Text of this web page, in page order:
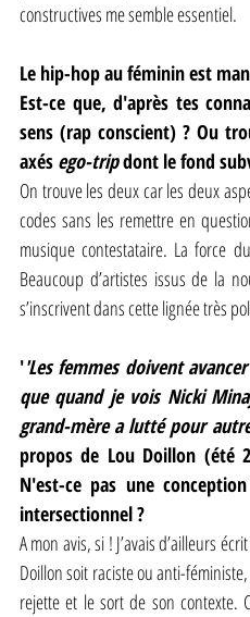
constructives me semble essentiel.
Le hip-hop au féminin est
Est-ce que, d'après tes
sens (rap conscient) ? Ou
axés ego-trip dont le fond
On trouve les deux car les deux
codes sans les remettre en
musique contestataire. La force du
Beaucoup d’artistes issus de la
s’inscrivent dans cette lignée très
''Les femmes doivent
que quand je vois Nicki
grand-mère a lutté pour
propos de Lou Doillon (été
N'est-ce pas une
intersectionnel ?
A mon avis, si ! J’avais d’ailleurs
Doillon soit raciste ou anti-
rejette et le sort de son contexte.